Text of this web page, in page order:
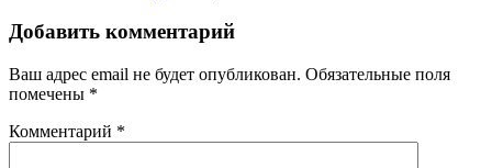
Добавить комментарий
Ваш адрес email не будет опубликован. Обязательные поля
помечены *
Комментарий *